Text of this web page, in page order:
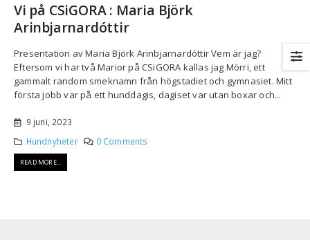
Vi på CSiGORA : Maria Björk
Arinbjarnardóttir
Presentation av Maria Björk Arinbjarnardóttir Vem är jag?
Eftersom vi har två Marior på CSiGORA kallas jag Mörri, ett
gammalt random smeknamn från högstadiet och gymnasiet. Mitt
första jobb var på ett hunddagis, dagiset var utan boxar och...
9 juni, 2023
Hundnyheter
0 Comments
READ MORE...